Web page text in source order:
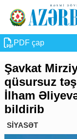
PDF çap
Şavkat
qüsursuz
İlham
bildirib
SİYASƏT